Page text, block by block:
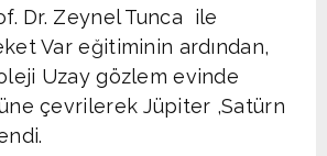
Dr. Zeynel Tunca ile
Var eğitiminin ardından,
Uzay gözlem evinde
çevrilerek Jüpiter ,Satürn